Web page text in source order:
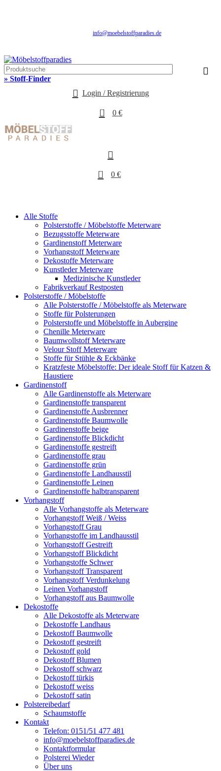
info@moebelstoffparadies.de
» Stoff-Finder
Login / Registrierung
0 0 €
0 0 €
Alle Stoffe
Polsterstoffe / Möbelstoffe Meterware
Bezugsstoffe Meterware
Gardinenstoff Meterware
Vorhangstoff Meterware
Dekostoffe Meterware
Kunstleder Meterware
Medizinische Kunstleder
Fabrikverkauf Restposten
Polsterstoffe / Möbelstoffe
Alle Polsterstoffe / Möbelstoffe als Meterware
Stoffe für Polsterungen
Polsterstoffe und Möbelstoffe in Aubergine
Chenille Meterware
Baumwollstoff Meterware
Velour Stoff Meterware
Stoffe für Stühle & Eckbänke
Kratzfeste Möbelstoffe: Der ideale Stoff für Katzen &
Haustiere
Gardinenstoff
Alle Gardinenstoffe als Meterware
Gardinenstoffe transparent
Gardinenstoffe Ausbrenner
Gardinenstoffe Baumwolle
Gardinenstoffe beige
Gardinenstoffe Blickdicht
Gardinenstoffe gestreift
Gardinenstoffe grau
Gardinenstoffe grün
Gardinenstoffe Landhausstil
Gardinenstoffe Leinen
Gardinenstoffe halbtransparent
Vorhangstoff
Alle Vorhangstoffe als Meterware
Vorhangstoff Weiß / Weiss
Vorhangstoff Grau
Vorhangstoffe im Landhausstil
Vorhangstoff Gestreift
Vorhangstoff Blickdicht
Vorhangstoffe Schwer
Vorhangstoff Transparent
Vorhangstoff Verdunkelung
Leinen Vorhangstoff
Vorhangstoff aus Baumwolle
Dekostoffe
Alle Dekostoffe als Meterware
Dekostoffe Landhaus
Dekostoff Baumwolle
Dekostoff gestreift
Dekostoff gold
Dekostoff Blumen
Dekostoff schwarz
Dekostoff türkis
Dekostoff weiss
Dekostoff satin
Polstereibedarf
Schaumstoffe
Kontakt
Telefon: 0151/51 477 481
info@moebelstoffparadies.de
Kontaktformular
Polsterei Wieder
Über uns